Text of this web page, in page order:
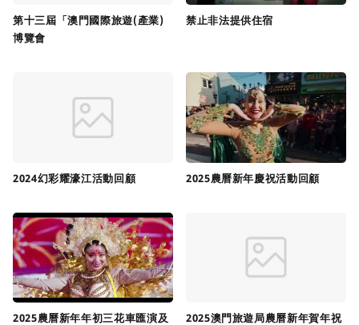
第十三屆「澳門國際旅遊(產業)
博覽會
禁止非法提供住宿
2024幻彩耀濠江活動回顧 2025農曆新年慶祝活動回顧
2025農曆新年年初三花車匯演及
2025澳門旅遊局農曆新年賀年祝